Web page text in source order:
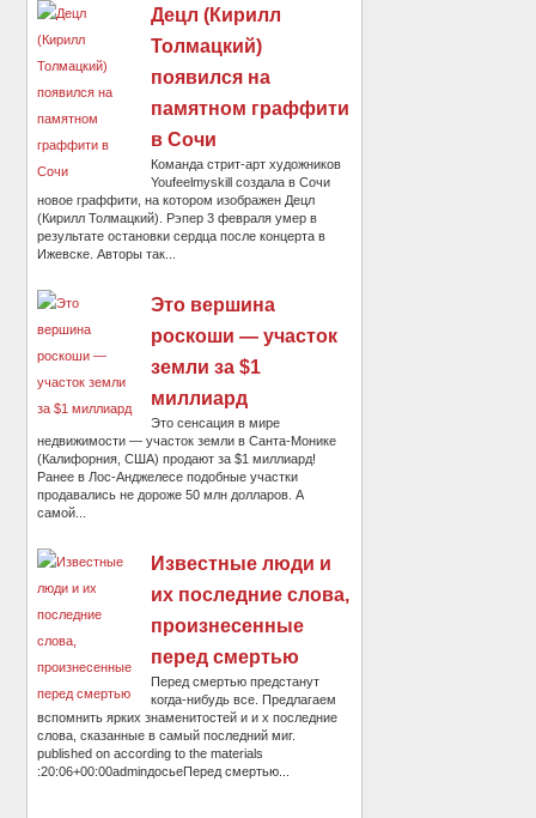
Децл (Кирилл
Толмацкий)
появился на
памятном граффити
в Сочи
Команда стрит-арт художников
Youfeelmyskill создала в Сочи
новое граффити, на котором изображен Децл
(Кирилл Толмацкий). Рэпер 3 февраля умер в
результате остановки сердца после концерта в
Ижевске. Авторы так...
Это вершина
роскоши — участок
земли за $1
миллиард
Это сенсация в мире
недвижимости — участок земли в Санта-Монике
(Калифорния, США) продают за $1 миллиард!
Ранее в Лос-Анджелесе подобные участки
продавались не дороже 50 млн долларов. А
самой...
Известные люди и
их последние слова,
произнесенные
перед смертью
Перед смертью предстанут
когда-нибудь все. Предлагаем
вспомнить ярких знаменитостей и и х последние
слова, сказанные в самый последний миг.
published on according to the materials
:20:06+00:00adminдосьеПеред смертью...